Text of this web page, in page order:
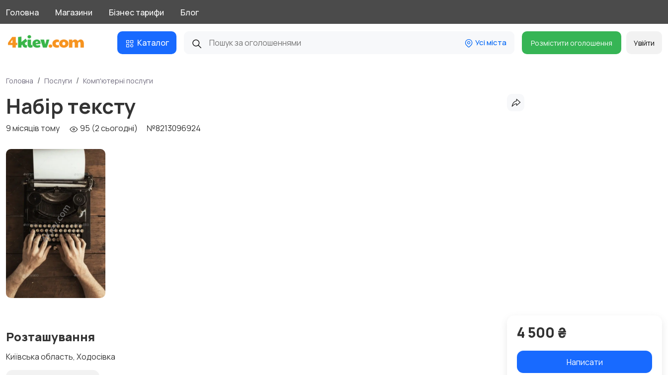
Головна Магазини Бізнес тарифи Блог
Каталог Усі міста Розмістити оголошення Увійти
Головна Послуги Комп'ютерні послуги
Набір тексту
9 місяців тому 95 (2 сьогодні) №8213096924
Розташування
Київська область, Ходосівка
4 500 ₴
Написати